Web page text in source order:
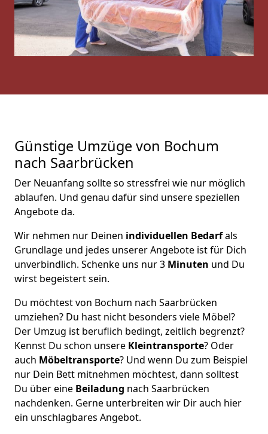
Günstige Umzüge von Bochum
nach Saarbrücken
Der Neuanfang sollte so stressfrei wie nur möglich
ablaufen. Und genau dafür sind unsere speziellen
Angebote da.
Wir nehmen nur Deinen individuellen Bedarfals
Grundlage und jedes unserer Angebote ist für Dich
unverbindlich. Schenke uns nur 3 Minuten und Du
wirst begeistert sein.
Du möchtest von Bochum nach Saarbrücken
umziehen? Du hast nicht besonders viele Möbel?
Der Umzug ist beruflich bedingt, zeitlich begrenzt?
Kennst Du schon unsere Kleintransporte? Oder
auch Möbeltransporte? Und wenn Du zum Beispiel
nur Dein Bett mitnehmen möchtest, dann solltest
Du über eine Beiladung nach Saarbrücken
nachdenken. Gerne unterbreiten wir Dir auch hier
ein unschlagbares Angebot.